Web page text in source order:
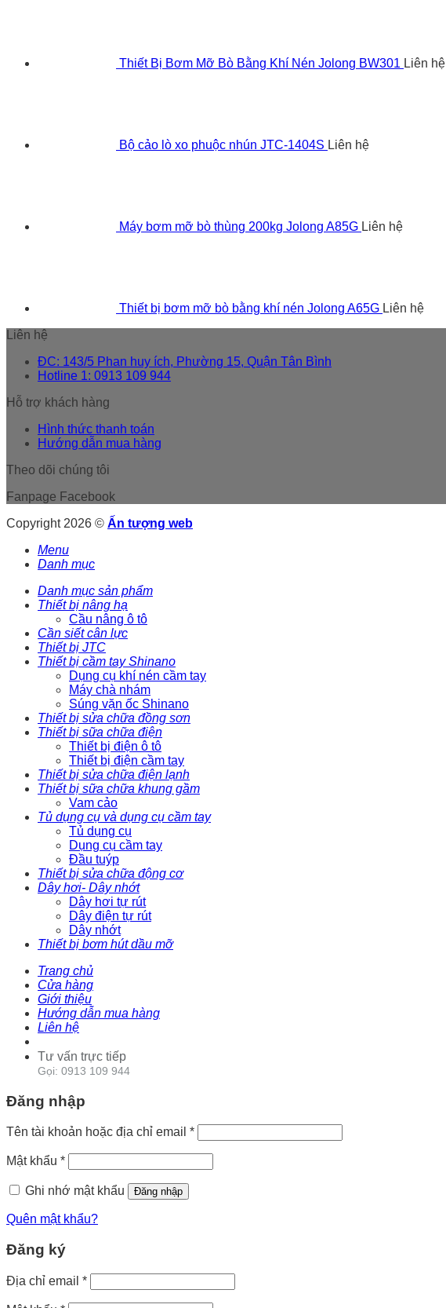
Thiết Bị Bơm Mỡ Bò Bằng Khí Nén Jolong BW301 Liên hệ
Bộ cảo lò xo phuộc nhún JTC-1404S Liên hệ
Máy bơm mỡ bò thùng 200kg Jolong A85G Liên hệ
Thiết bị bơm mỡ bò bằng khí nén Jolong A65G Liên hệ
Liên hệ
ĐC: 143/5 Phan huy ích, Phường 15, Quận Tân Bình
Hotline 1: 0913 109 944
Hỗ trợ khách hàng
Hình thức thanh toán
Hướng dẫn mua hàng
Theo dõi chúng tôi
Fanpage Facebook
Copyright 2026 © Ấn tượng web
Menu
Danh mục
Danh mục sản phẩm
Thiết bị nâng hạ
Cầu nâng ô tô
Cần siết cân lực
Thiết bị JTC
Thiết bị cầm tay Shinano
Dụng cụ khí nén cầm tay
Máy chà nhám
Súng vặn ốc Shinano
Thiết bị sửa chữa đồng sơn
Thiết bị sữa chữa điện
Thiết bị điện ô tô
Thiết bị điện cầm tay
Thiết bị sửa chữa điện lạnh
Thiết bị sữa chữa khung gầm
Vam cảo
Tủ dụng cụ và dụng cụ cầm tay
Tủ dụng cụ
Dụng cụ cầm tay
Đầu tuýp
Thiết bị sửa chữa động cơ
Dây hơi- Dây nhớt
Dây hơi tự rút
Dây điện tự rút
Dây nhớt
Thiết bị bơm hút dầu mỡ
Trang chủ
Cửa hàng
Giới thiệu
Hướng dẫn mua hàng
Liên hệ
Tư vấn trực tiếp
Gọi: 0913 109 944
Đăng nhập
Tên tài khoản hoặc địa chỉ email *
Mật khẩu *
Ghi nhớ mật khẩu Đăng nhập
Quên mật khẩu?
Đăng ký
Địa chỉ email *